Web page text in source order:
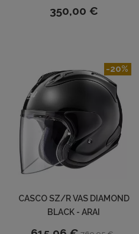
350,00 €
CASCO SZ/R VAS DIAMOND
BLACK - ARAI
-20%